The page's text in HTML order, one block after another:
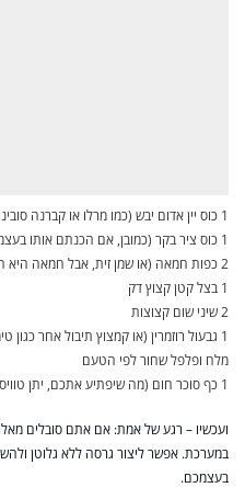
1 כוס יין אדום יבש (כמו מרלו או קברנה סוביניון, שמיד יכניסו אותנו לאווירה)
1 כוס ציר בקר (כמובן, אם הכנתם אותו בעצמכם, זה הופך אותו למושלם)
2 כפות חמאה (או שמן זית, אבל חמאה היא הרי המלכה של הרוטבים)
1 בצל קטן קצוץ דק
2 שיני שום קצוצות
1 גבעול רוזמרין (או קמצוץ תיבול אחר כגון טימין)
מלח ופלפל שחור לפי הטעם
1 כף סוכר חום (מה שיפתיע אתכם, יתן טוויסט מתוק)
ועכשיו – רגע של אמת: אם אתם סובלים
במערכת. אפשר ליצור גרסה ללא גלוטן
בעצמכם.